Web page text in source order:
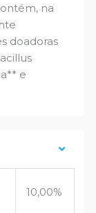
na
doadoras
e
10,00%